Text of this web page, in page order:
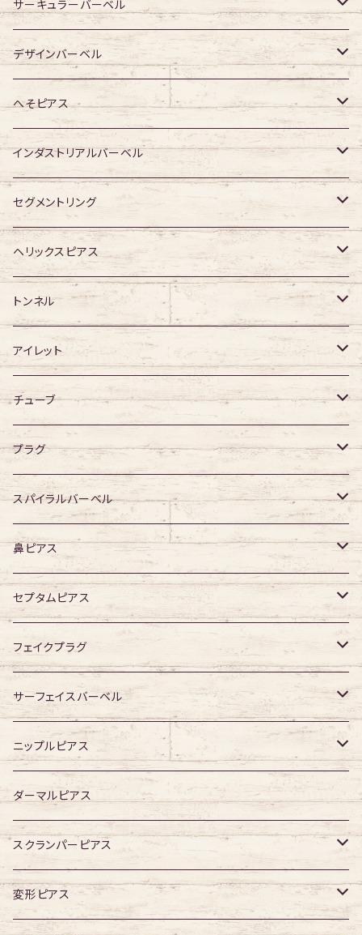
ジュエル有り
アクリル・その他
ジュエル有り
サージカルチタン
ジュエル無し
ジュエル有り
アクリル・その他
316Lサージカルステンレス
ジュエル無し
ジュエル有り
サージカルチタン
ジュエル無し
ジュエル有り
アクリル・その他
サーキュラーバーベル
316Lサージカルステンレス
ジュエル無し
ジュエル有り
サージカルチタン
ジュエル無し
ジュエル有り
アクリル・その他
デザインバーベル
ジュエル無し
ジュエル有り
へそピアス
316Lサージカルステンレス
ジュエル無し
ジュエル有り
サージカルチタン
ジュエル無し
ジュエル有り
アクリル
インダストリアルバーベル
316Lサージカルステンレス
ジュエル無し
ジュエル有り
サージカルチタン
ジュエル無し
ジュエル有り
セグメントリング
316Lサージカルステンレス
サージカルチタン
アクリル
ヘリックスピアス
ジュエル無し
ジュエル有り
トンネル
316Lサージカルステンレス
デザイン無し
デザイン有り
アクリル
アイレット
シングルフレア
ダブルフレア
チューブ
デザイン無し
デザイン有り
プラグ
デザイン無し
デザイン有り
スパイラルバーベル
316Lサージカルステンレス
ジュエル無し
ジュエル有り
サージカルチタン
ジュエル無し
ジュエル有り
鼻ピアス
ジュエル無し
ジュエル有り
セプタムピアス
ジュエル無し
ジュエル有り
フェイクプラグ
ジュエル無し
ジュエル有り
サーフェイスバーベル
ジュエル無し
ジュエル有り
ニップルピアス
ジュエル無し
ジュエル有り
ダーマルピアス
スクランパーピアス
16G
変形ピアス